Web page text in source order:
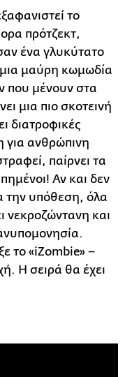
το
πρότζεκτ,
ένα γλυκύτατο
μαύρη κωμωδία
που μένουν στα
μια πιο σκοτεινή
διατροφικές
για ανθρώπινη
παίρνει τα
Αν και δεν
την υπόθεση, όλα
νεκροζώντανη και
το «iΖombie» −
H σειρά θα έχει